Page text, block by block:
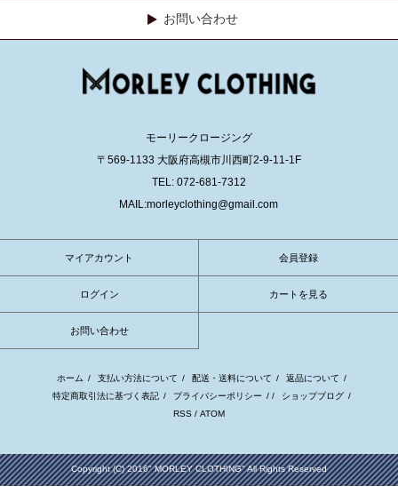
お問い合わせ
モーリークロージング
〒569-1133 大阪府高槻市川西町2-9-11-1F
TEL: 072-681-7312
MAIL:morleyclothing@gmail.com
マイアカウント 会員登録
ログイン カートを見る
お問い合わせ
ホーム / 支払い方法について / 配送・送料について / 返品について /
特定商取引法に基づく表記 / プライバシーポリシー / / ショップブログ /
RSS / ATOM
Copyright (C) 2016" MORLEY CLOTHING" All Rights Reserved